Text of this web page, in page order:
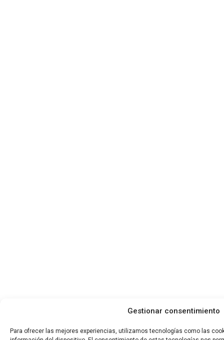
Gestionar consentimiento
Para ofrecer las mejores experiencias, utilizamos tecnologías como las